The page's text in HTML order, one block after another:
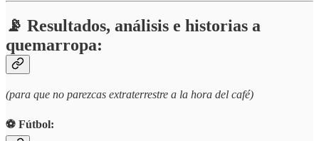
📡 Resultados, análisis e historias a
quemarropa:
(para que no parezcas extraterrestre a la hora del café)
⚽️ Fútbol: